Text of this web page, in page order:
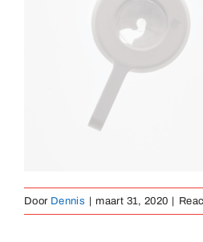
Door Dennis maart 31, 2020